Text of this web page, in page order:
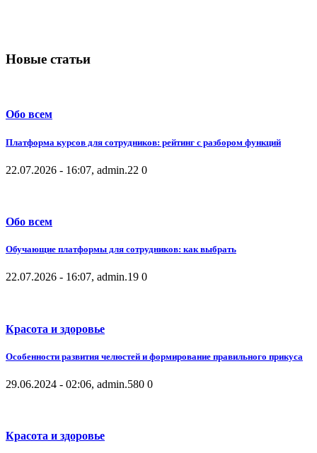
Новые статьи
Обо всем
Платформа курсов для сотрудников: рейтинг с разбором функций
22.07.2026 - 16:07, admin.22 0
Обо всем
Обучающие платформы для сотрудников: как выбрать
22.07.2026 - 16:07, admin.19 0
Красота и здоровье
Особенности развития челюстей и формирование правильного прикуса
29.06.2024 - 02:06, admin.580 0
Красота и здоровье